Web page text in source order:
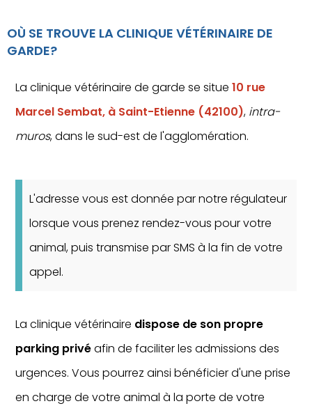
OÙ SE TROUVE LA CLINIQUE VÉTÉRINAIRE DE
GARDE?
La clinique vétérinaire de garde se situe10 rue
Marcel Sembat, à Saint-Etienne (42100), intra-
muros, dans le sud-est de l'agglomération.
L'adresse vous est donnée par notre régulateur
lorsque vous prenez rendez-vous pour votre
animal, puis transmise par SMS à la fin de votre
appel.
La clinique vétérinaire dispose de son propre
parking privéafin de faciliter les admissions des
urgences. Vous pourrez ainsi bénéficier d'une prise
en charge de votre animal à la porte de votre